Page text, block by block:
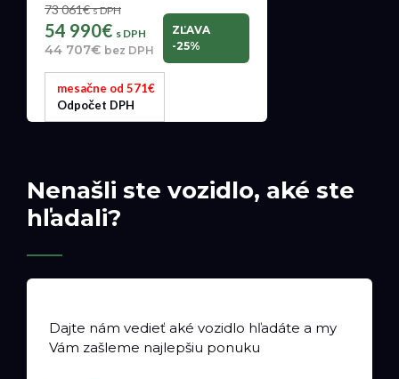
73 061€s DPH
54 990€ s DPH
44 707€ bez DPH
ZĽAVA
-25%
mesačne od 571€
Odpočet DPH
Nenašli ste vozidlo, aké ste
hľadali?
Dajte nám vedieť aké vozidlo hľadáte a my
Vám zašleme najlepšiu ponuku